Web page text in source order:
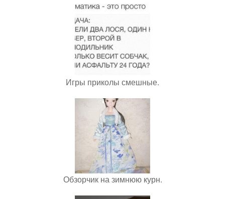
Игры приколы смешные.
Обзорчик на зимнюю курн.